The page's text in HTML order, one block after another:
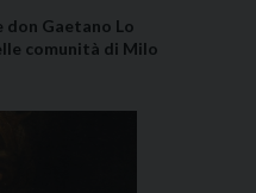
don Gaetano Lo
comunità di Milo